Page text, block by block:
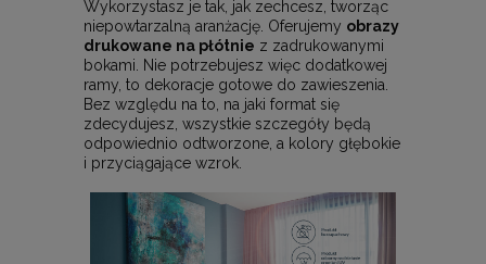
Wykorzystasz je tak, jak zechcesz, tworząc
niepowtarzalną aranżację. Oferujemy obrazy
drukowane na płótnie z zadrukowanymi
bokami. Nie potrzebujesz więc dodatkowej
ramy, to dekoracje gotowe do zawieszenia.
Bez względu na to, na jaki format się
zdecydujesz, wszystkie szczegóły będą
odpowiednio odtworzone, a kolory głębokie
i przyciągające wzrok.